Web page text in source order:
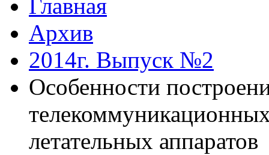
Главная
Архив
2014г. Выпуск №2
Особенности
летательных аппаратов